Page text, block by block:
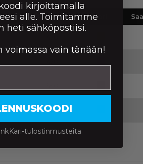
Sivumäärä Väri
470
kirjoittamalla
alle. Toimitamme
heti sähköpostiisi.
voimassa vain tänään!
tulostinmusteita